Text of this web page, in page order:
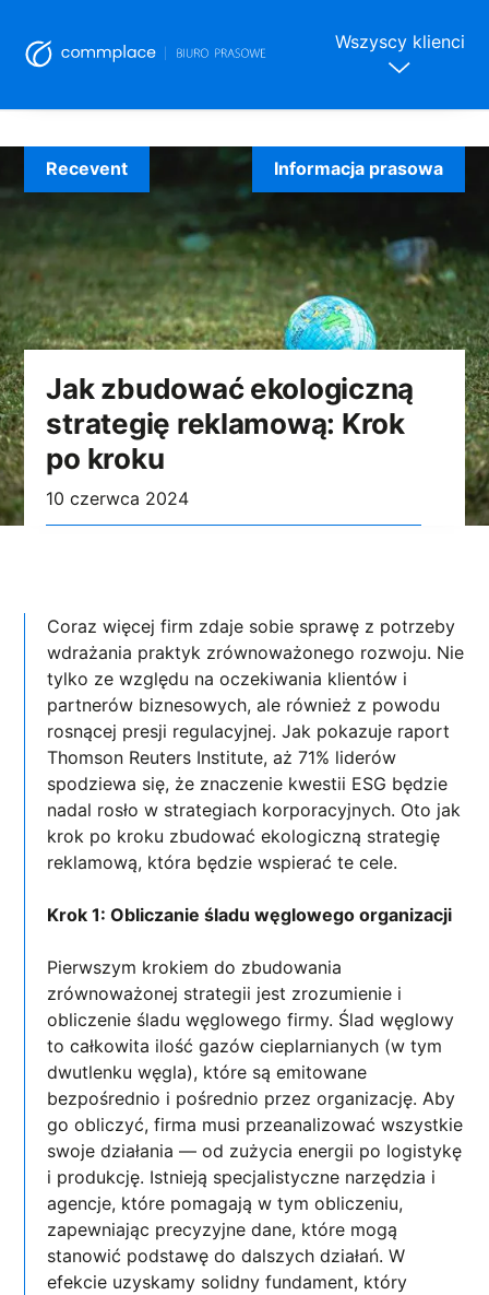
to
content
Wszyscy klienci
Jak zbudować ekologiczną
strategię reklamową: Krok
po kroku
10 czerwca 2024
Recevent Informacja prasowa
Coraz więcej firm zdaje sobie sprawę z potrzeby
wdrażania praktyk zrównoważonego rozwoju. Nie
tylko ze względu na oczekiwania klientów i
partnerów biznesowych, ale również z powodu
rosnącej presji regulacyjnej. Jak pokazuje raport
Thomson Reuters Institute, aż 71% liderów
spodziewa się, że znaczenie kwestii ESG będzie
nadal rosło w strategiach korporacyjnych. Oto jak
krok po kroku zbudować ekologiczną strategię
reklamową, która będzie wspierać te cele.
Krok 1: Obliczanie śladu węglowego organizacji
Pierwszym krokiem do zbudowania
zrównoważonej strategii jest zrozumienie i
obliczenie śladu węglowego firmy. Ślad węglowy
to całkowita ilość gazów cieplarnianych (w tym
dwutlenku węgla), które są emitowane
bezpośrednio i pośrednio przez organizację. Aby
go obliczyć, firma musi przeanalizować wszystkie
swoje działania — od zużycia energii po logistykę
i produkcję. Istnieją specjalistyczne narzędzia i
agencje, które pomagają w tym obliczeniu,
zapewniając precyzyjne dane, które mogą
stanowić podstawę do dalszych działań. W
efekcie uzyskamy solidny fundament, który